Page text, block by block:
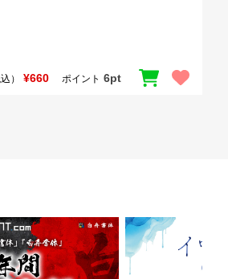
） ¥660 ポイント 6pt